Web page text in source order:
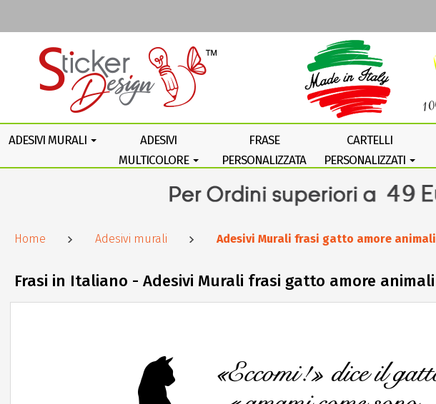
Home Adesivi murali Adesivi Murali frasi gatto amore animali
Frasi in Italiano - Adesivi Murali frasi gatto amore animali
ADESIVI MURALI
ADESIVI
MULTICOLORE
FRASE
PERSONALIZZATA
CARTELLI
PERSONALIZZATI